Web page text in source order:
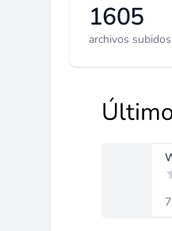
1605
archivos subidos